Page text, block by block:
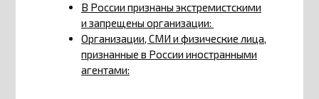
В России признаны экстремистскими
и запрещены организации:
Организации, СМИ и физические лица,
признанные в России иностранными
агентами: